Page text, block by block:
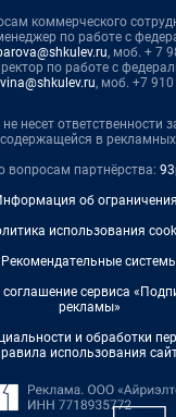
коммерческого
по работе с
, моб. + 7
по работе с
, моб. +7
несет ответственности
в
вопросам партнёрства:
об
использования
Рекомендательные
сервиса
рекламы»
и обработки
использования